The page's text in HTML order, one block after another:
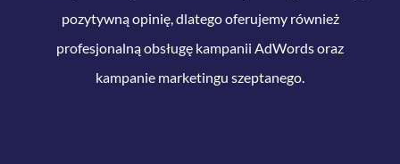
pozytywną opinię, dlatego oferujemy również
profesjonalną obsługę kampanii AdWords oraz
kampanie marketingu szeptanego.